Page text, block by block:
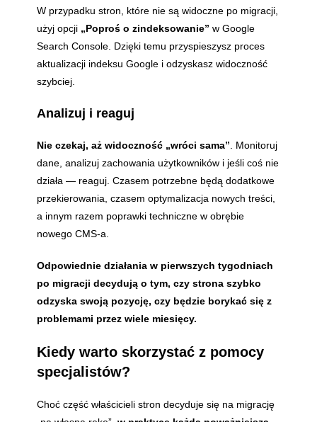
W przypadku stron, które nie są widoczne po migracji,
użyj opcji „Poproś o zindeksowanie” w Google
Search Console. Dzięki temu przyspieszysz proces
aktualizacji indeksu Google i odzyskasz widoczność
szybciej.
Analizuj i reaguj
Nie czekaj, aż widoczność „wróci sama” . Monitoruj
dane, analizuj zachowania użytkowników i jeśli coś nie
działa — reaguj. Czasem potrzebne będą dodatkowe
przekierowania, czasem optymalizacja nowych treści,
a innym razem poprawki techniczne w obrębie
nowego CMS-a.
Odpowiednie działania w pierwszych tygodniach
po migracji decydują o tym, czy strona szybko
odzyska swoją pozycję, czy będzie borykać się z
problemami przez wiele miesięcy.
Kiedy warto skorzystać z pomocy
specjalistów?
Choć część właścicieli stron decyduje się na migrację